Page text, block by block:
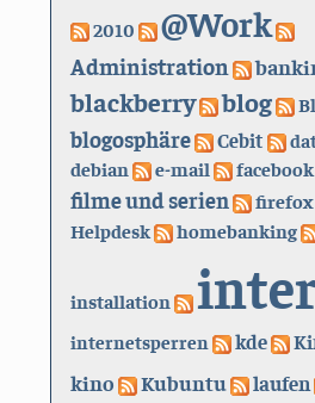
2010 @Work
Administration
blackberry blog
blogosphäre Cebit
debian e-mail facebook
filme und serien firefox
Helpdesk
homebanking
installation
internetsperren kde
kino Kubuntu laufen